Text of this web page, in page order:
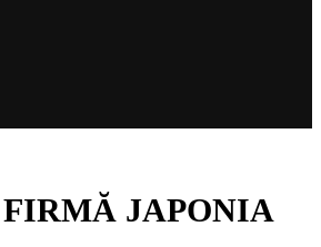
FIRMĂ JAPONIA